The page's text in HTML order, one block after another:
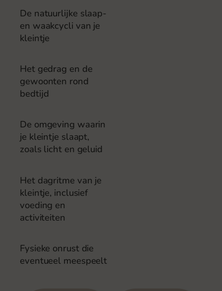
De natuurlijke slaap-
en waakcycli van je
kleintje
Het gedrag en de
gewoonten rond
bedtijd
De omgeving waarin
je kleintje slaapt,
zoals licht en geluid
Het dagritme van je
kleintje, inclusief
voeding en
activiteiten
Fysieke onrust die
eventueel meespeelt